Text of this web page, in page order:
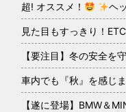
超! オススメ！ ヘ
見た目もすっきり！
【要注目】冬の安全を
車内でも『秋』を感じ
【遂に登場】BMW＆